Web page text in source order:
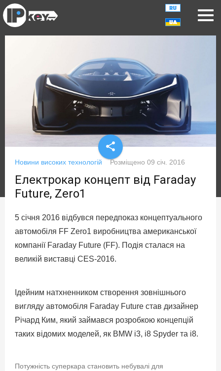
share
Новини високих технологій Розміщено 09 січ. 2016
Електрокар концепт від Faraday
Future, Zero1
5 січня 2016 відбувся передпоказ концептуального
автомобіля FF Zero1 виробництва американської
компанії Faraday Future (FF). Подія сталася на
великій виставці CES-2016.
Ідейним натхненником створення зовнішнього
вигляду автомобіля Faraday Future став дизайнер
Річард Ким, який займався розробкою концепцій
таких відомих моделей, як BMW i3, i8 Spyder та i8.
Потужність суперкара становить небувалі для